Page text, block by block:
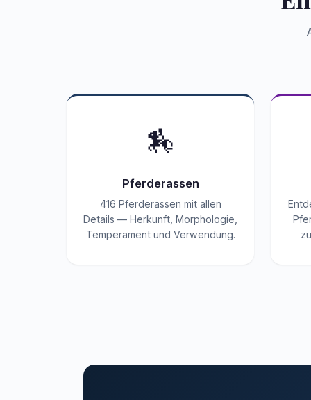
🏇
Pferderassen
416 Pferderassen mit allen
Details — Herkunft, Morphologie,
Temperament und Verwendung.